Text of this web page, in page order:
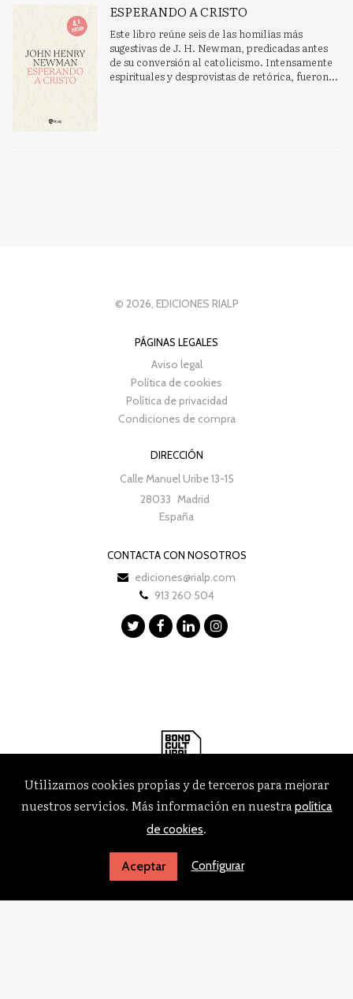
ESPERANDO A CRISTO
Este libro reúne seis de las homilías más
sugestivas de J. H. Newman, predicadas antes
de su conversión al catolicismo. Intensamente
espirituales y desprovistas de retórica, fueron...
© 2026, EDICIONES RIALP
PÁGINAS LEGALES
Aviso legal
Política de cookies
Política de privacidad
Condiciones de compra
DIRECCIÓN
Calle Manuel Uribe 13-15
28033 Madrid
España
CONTACTA CON NOSOTROS
ediciones@rialp.com
913 260 504
Utilizamos cookies propias y de terceros para mejorar
nuestros servicios. Más información en nuestrapolítica
de cookies.
Aceptar Configurar